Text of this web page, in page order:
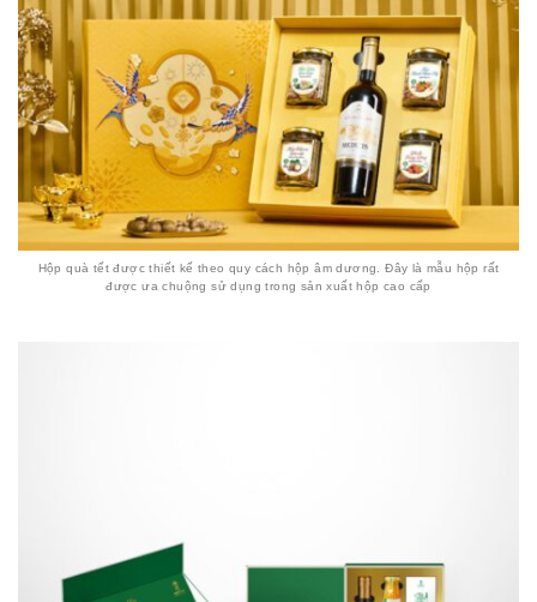
Hộp quà tết được thiết kế theo quy cách hộp âm dương. Đây là mẫu hộp rất
được ưa chuộng sử dụng trong sản xuất hộp cao cấp